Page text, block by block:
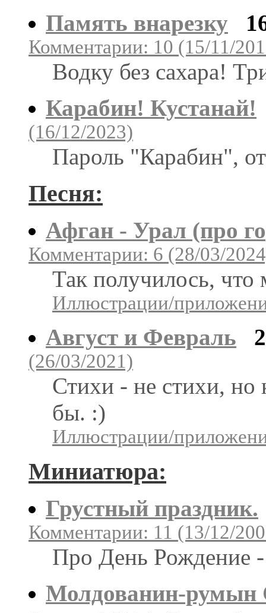
Память внарезку
Комментарии: 10 (15/11/
Водку без сахара!
Карабин! Кустанай!
(16/12/2023)
Пароль "Карабин",
Песня:
Афган - Урал (про
Комментарии: 6 (28/03/
Так получилось, что
Иллюстрации/
Август и Февраль
(26/03/2021)
Стихи - не стихи, но
бы. :)
Иллюстрации/
Миниатюра:
Грустный праздник.
Комментарии: 11 (13/12/
Про День Рождение -
Молдованин-румын